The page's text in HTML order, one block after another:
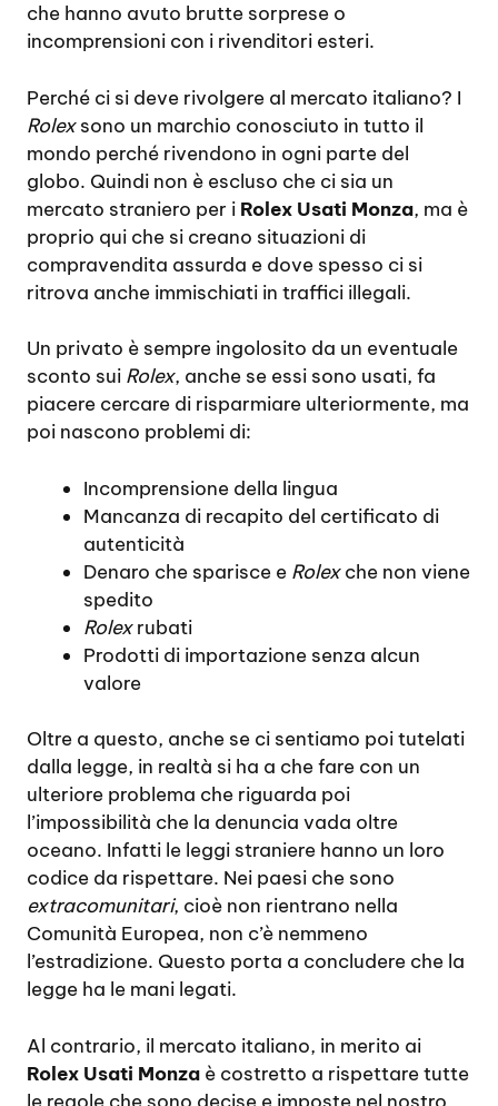
che hanno avuto brutte sorprese o
incomprensioni con i rivenditori esteri.
Perché ci si deve rivolgere al mercato italiano? I
Rolexsono un marchio conosciuto in tutto il
mondo perché rivendono in ogni parte del
globo. Quindi non è escluso che ci sia un
mercato straniero per i Rolex Usati Monza, ma è
proprio qui che si creano situazioni di
compravendita assurda e dove spesso ci si
ritrova anche immischiati in traffici illegali.
Un privato è sempre ingolosito da un eventuale
sconto sui Rolex, anche se essi sono usati, fa
piacere cercare di risparmiare ulteriormente, ma
poi nascono problemi di:
Incomprensione della lingua
Mancanza di recapito del certificato di
autenticità
Denaro che sparisce e Rolexche non viene
spedito
Rolexrubati
Prodotti di importazione senza alcun
valore
Oltre a questo, anche se ci sentiamo poi tutelati
dalla legge, in realtà si ha a che fare con un
ulteriore problema che riguarda poi
l’impossibilità che la denuncia vada oltre
oceano. Infatti le leggi straniere hanno un loro
codice da rispettare. Nei paesi che sono
extracomunitari, cioè non rientrano nella
Comunità Europea, non c’è nemmeno
l’estradizione. Questo porta a concludere che la
legge ha le mani legati.
Al contrario, il mercato italiano, in merito ai
Rolex Usati Monza è costretto a rispettare tutte
le regole che sono decise e imposte nel nostro